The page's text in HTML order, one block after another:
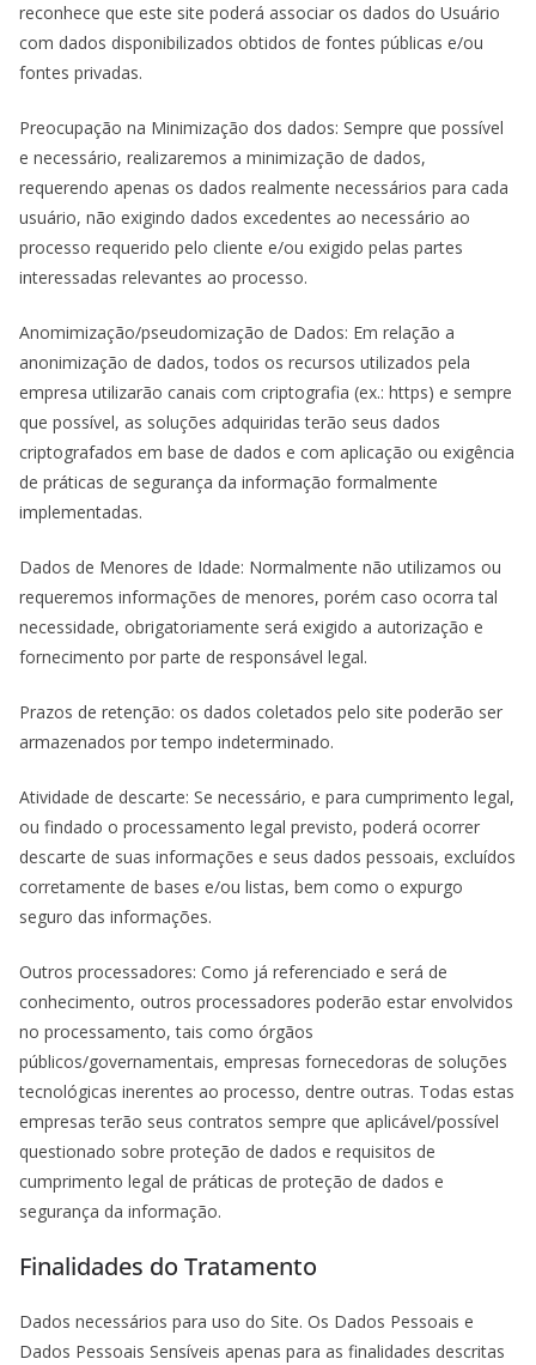
reconhece que este site poderá associar os dados do Usuário
com dados disponibilizados obtidos de fontes públicas e/ou
fontes privadas.
Preocupação na Minimização dos dados: Sempre que possível
e necessário, realizaremos a minimização de dados,
requerendo apenas os dados realmente necessários para cada
usuário, não exigindo dados excedentes ao necessário ao
processo requerido pelo cliente e/ou exigido pelas partes
interessadas relevantes ao processo.
Anomimização/pseudomização de Dados: Em relação a
anonimização de dados, todos os recursos utilizados pela
empresa utilizarão canais com criptografia (ex.: https) e sempre
que possível, as soluções adquiridas terão seus dados
criptografados em base de dados e com aplicação ou exigência
de práticas de segurança da informação formalmente
implementadas.
Dados de Menores de Idade: Normalmente não utilizamos ou
requeremos informações de menores, porém caso ocorra tal
necessidade, obrigatoriamente será exigido a autorização e
fornecimento por parte de responsável legal.
Prazos de retenção: os dados coletados pelo site poderão ser
armazenados por tempo indeterminado.
Atividade de descarte: Se necessário, e para cumprimento legal,
ou findado o processamento legal previsto, poderá ocorrer
descarte de suas informações e seus dados pessoais, excluídos
corretamente de bases e/ou listas, bem como o expurgo
seguro das informações.
Outros processadores: Como já referenciado e será de
conhecimento, outros processadores poderão estar envolvidos
no processamento, tais como órgãos
públicos/governamentais, empresas fornecedoras de soluções
tecnológicas inerentes ao processo, dentre outras. Todas estas
empresas terão seus contratos sempre que aplicável/possível
questionado sobre proteção de dados e requisitos de
cumprimento legal de práticas de proteção de dados e
segurança da informação.
Finalidades do Tratamento
Dados necessários para uso do Site. Os Dados Pessoais e
Dados Pessoais Sensíveis apenas para as finalidades descritas